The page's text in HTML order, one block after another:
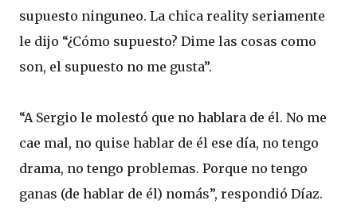
supuesto ninguneo. La chica reality seriamente
le dijo “¿Cómo supuesto? Dime las cosas como
son, el supuesto no me gusta”.
“A Sergio le molestó que no hablara de él. No me
cae mal, no quise hablar de él ese día, no tengo
drama, no tengo problemas. Porque no tengo
ganas (de hablar de él) nomás”, respondió Díaz.